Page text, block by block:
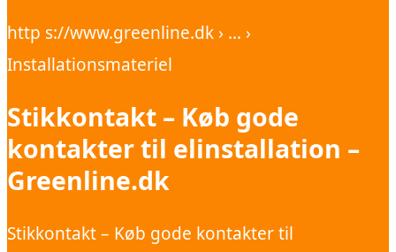
http s://www.greenline.dk › … ›
Installationsmateriel
Stikkontakt – Køb gode
kontakter til elinstallation –
Greenline.dk
Stikkontakt – Køb gode kontakter til